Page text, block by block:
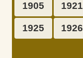
1905 1921
1925 1926